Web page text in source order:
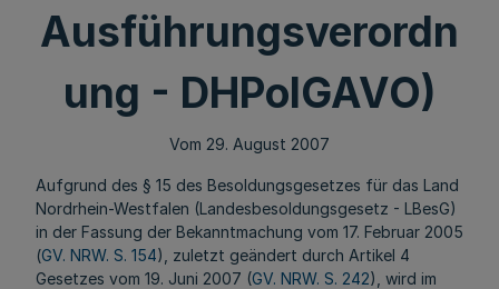
Ausführungsverordn
ung - DHPolGAVO)
Vom 29. August 2007
Aufgrund des § 15 des Besoldungsgesetzes für das Land
Nordrhein-Westfalen (Landesbesoldungsgesetz - LBesG)
in der Fassung der Bekanntmachung vom 17. Februar 2005
(GV. NRW. S. 154), zuletzt geändert durch Artikel 4
Gesetzes vom 19. Juni 2007 (GV. NRW. S. 242), wird im